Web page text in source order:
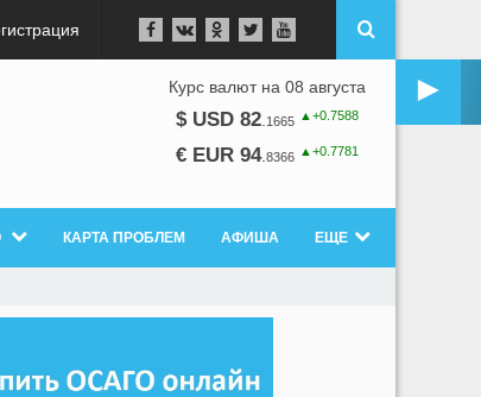
►
Курс валют на 08 августа
$ USD 82 1665 ▲+0.7588
€ EUR 94. 8366 ▲+0.7781
КАРТА ПРОБЛЕМ АФИША ЕЩЕ